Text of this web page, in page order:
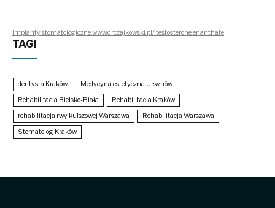
Implanty stomatologiczne www.drczajkowski.pl/ testosterone enanthate
TAGI
dentysta Kraków
Medycyna estetyczna Ursynów
Rehabilitacja Bielsko-Biała
Rehabilitacja Kraków
rehabilitacja rwy kulszowej Warszawa
Rehabilitacja Warszawa
Stomatolog Kraków